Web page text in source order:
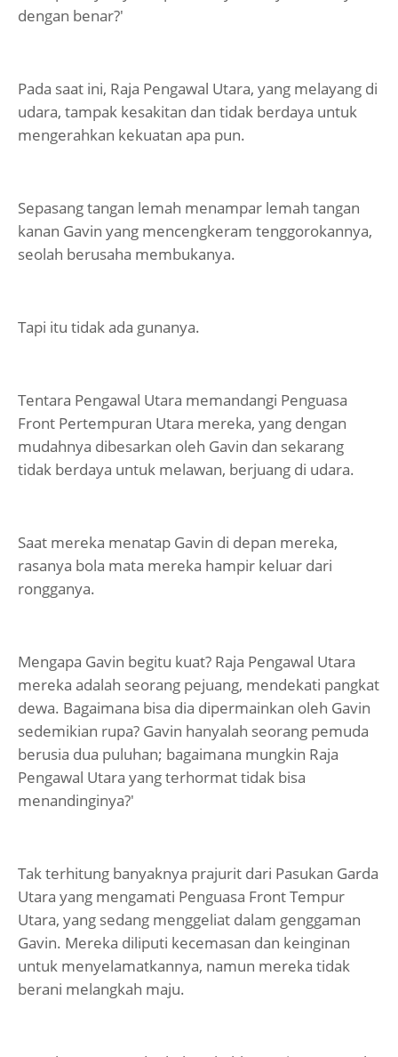
dengan benar?'
Pada saat ini, Raja Pengawal Utara, yang melayang di
udara, tampak kesakitan dan tidak berdaya untuk
mengerahkan kekuatan apa pun.
Sepasang tangan lemah menampar lemah tangan
kanan Gavin yang mencengkeram tenggorokannya,
seolah berusaha membukanya.
Tapi itu tidak ada gunanya.
Tentara Pengawal Utara memandangi Penguasa
Front Pertempuran Utara mereka, yang dengan
mudahnya dibesarkan oleh Gavin dan sekarang
tidak berdaya untuk melawan, berjuang di udara.
Saat mereka menatap Gavin di depan mereka,
rasanya bola mata mereka hampir keluar dari
rongganya.
Mengapa Gavin begitu kuat? Raja Pengawal Utara
mereka adalah seorang pejuang, mendekati pangkat
dewa. Bagaimana bisa dia dipermainkan oleh Gavin
sedemikian rupa? Gavin hanyalah seorang pemuda
berusia dua puluhan; bagaimana mungkin Raja
Pengawal Utara yang terhormat tidak bisa
menandinginya?'
Tak terhitung banyaknya prajurit dari Pasukan Garda
Utara yang mengamati Penguasa Front Tempur
Utara, yang sedang menggeliat dalam genggaman
Gavin. Mereka diliputi kecemasan dan keinginan
untuk menyelamatkannya, namun mereka tidak
berani melangkah maju.